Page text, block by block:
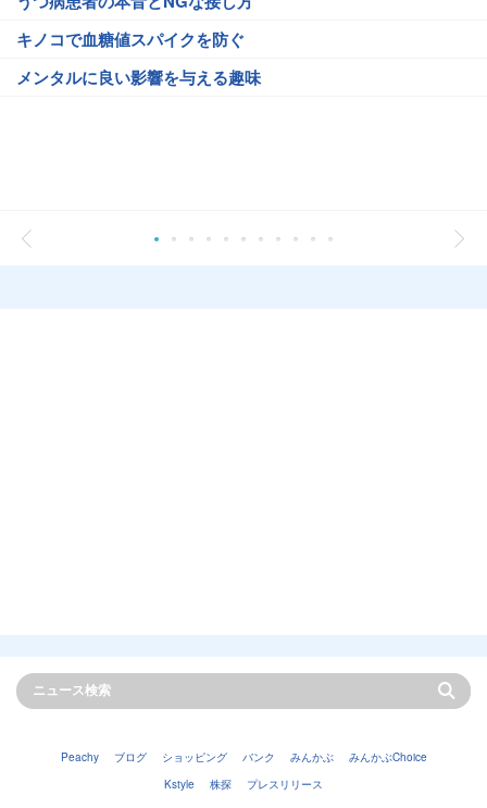
キノコで血糖値スパイクを防ぐ
メンタルに良い影響を与える趣味
Peachy ブログ ショッピング バンク みんかぶ
みんかぶChoice
Kstyle
株探 プレスリリース